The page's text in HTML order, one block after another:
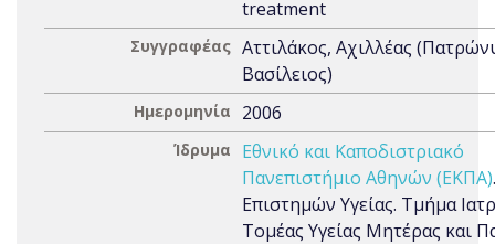
treatment
Συγγραφέας Αττιλάκος, Αχιλλέας
Βασίλειος)
Ημερομηνία 2006
Ίδρυμα
Εθνικό και Καποδιστριακό
Πανεπιστήμιο Αθηνών (ΕΚΠΑ)
Επιστημών Υγείας. Τμήμα
Τομέας Υγείας Μητέρας και